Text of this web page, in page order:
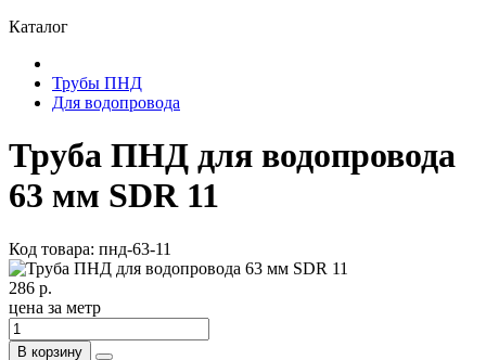
Каталог
Трубы ПНД
Для водопровода
Труба ПНД для водопровода
63 мм SDR 11
Код товара: пнд-63-11
286 р.
цена за метр
В корзину